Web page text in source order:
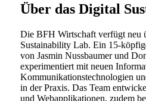
Über das Digital
Die BFH Wirtschaft verfügt neu
Sustainability Lab. Ein 15-
von Jasmin Nussbaumer und
experimentiert mit neuen
Kommunikationstechnologien
in der Praxis. Das Team
und Webapplikationen, zudem